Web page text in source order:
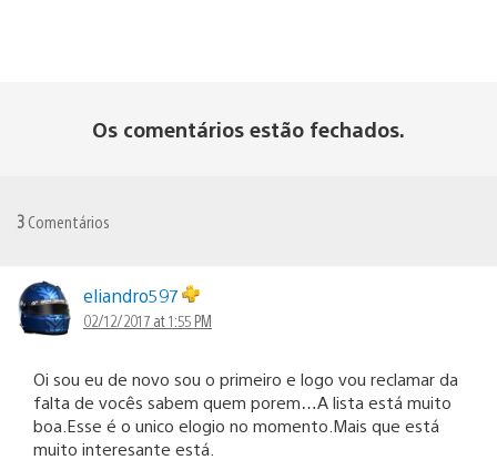
Os comentários estão fechados.
3 Comentários
eliandro597
02/12/2017 at 1:55 PM
Oi sou eu de novo sou o primeiro e logo vou reclamar da
falta de vocês sabem quem porem…A lista está muito
boa.Esse é o unico elogio no momento.Mais que está
muito interesante está.